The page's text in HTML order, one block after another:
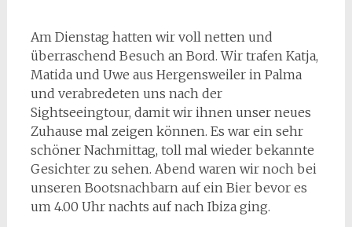
Am Dienstag hatten wir voll netten und
überraschend Besuch an Bord. Wir trafen Katja,
Matida und Uwe aus Hergensweiler in Palma
und verabredeten uns nach der
Sightseeingtour, damit wir ihnen unser neues
Zuhause mal zeigen können. Es war ein sehr
schöner Nachmittag, toll mal wieder bekannte
Gesichter zu sehen. Abend waren wir noch bei
unseren Bootsnachbarn auf ein Bier bevor es
um 4.00 Uhr nachts auf nach Ibiza ging.